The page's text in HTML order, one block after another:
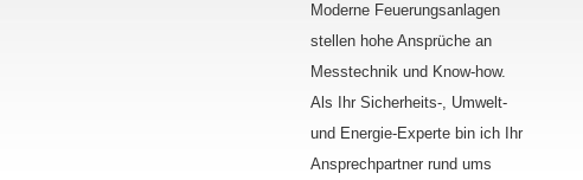
Moderne Feuerungsanlagen
stellen hohe Ansprüche an
Messtechnik und Know-how.
Als Ihr Sicherheits-, Umwelt-
und Energie-Experte bin ich Ihr
Ansprechpartner rund ums